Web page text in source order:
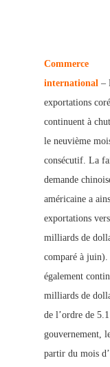
Commerce
international –
exportations
continuent à
le neuvième
consécutif. La
demande
américaine a
exportations
milliards de
comparé à
également
milliards de
de l’ordre de
gouvernement,
partir du mois